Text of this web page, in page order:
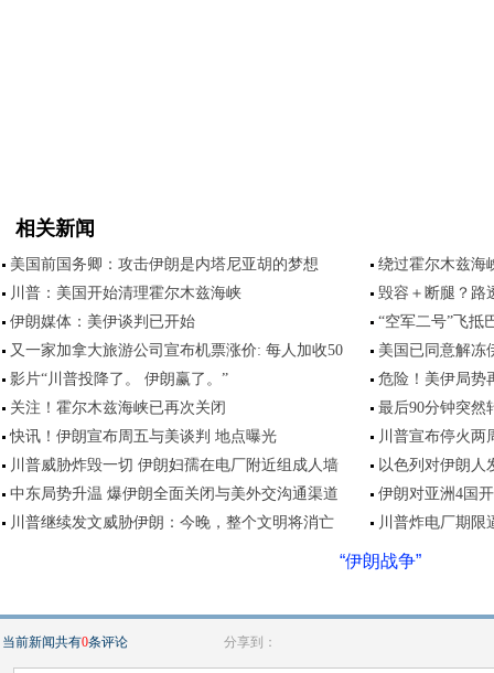
相关新闻
美国前国务卿：攻击伊朗是内塔尼亚胡的梦想
绕过霍尔木兹海
川普：美国开始清理霍尔木兹海峡
毁容＋断腿？路
伊朗媒体：美伊谈判已开始
“空军二号”飞抵
又一家加拿大旅游公司宣布机票涨价: 每人加收50
美国已同意解冻
影片“川普投降了。 伊朗赢了。”
危险！美伊局势
关注！霍尔木兹海峡已再次关闭
最后90分钟突然
快讯！伊朗宣布周五与美谈判 地点曝光
川普宣布停火两
川普威胁炸毁一切 伊朗妇孺在电厂附近组成人墙
以色列对伊朗人
中东局势升温 爆伊朗全面关闭与美外交沟通渠道
伊朗对亚洲4国
川普继续发文威胁伊朗：今晚，整个文明将消亡
川普炸电厂期限
“伊朗战争”
当前新闻共有0条评论 分享到：